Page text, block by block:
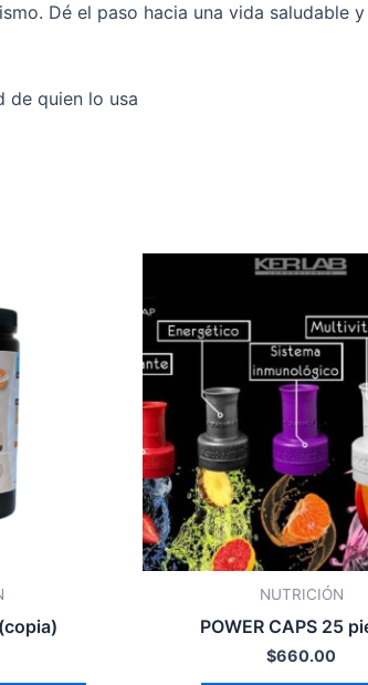
Dé el paso hacia una vida saludable
de quien lo usa
múltiples
variantes.
opciones
pueden
NUTRICIÓN
POWER CAPS 25
$660.00